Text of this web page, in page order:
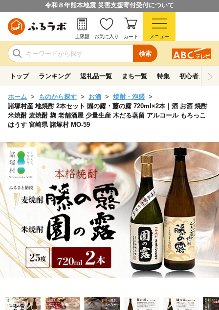
令和８年熊本地震 災害支援寄付受付について
検索
上限額 お気に入り カート メニュー
トップ ランキング 返礼品一覧 まち一覧 特集 初心者ガイド
ホーム ものから探す お酒
焼酎・泡盛
諸塚村産 地焼酎 2本セット 園の露・藤の露 720ml×2本｜酒 お酒 焼酎
米焼酎 麦焼酎 麹 老舗酒屋 少量生産 木だる蒸留 アルコール もろっこ
はうす 宮崎県 諸塚村 MO-59